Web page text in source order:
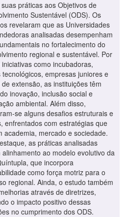
práticas aos Objetivos de
Sustentável (ODS). Os
revelaram que as Universidades
analisadas desempenham
no fortalecimento do
regional e sustentável. Por
como incubadoras,
tecnológicos, empresas juniores e
extensão, as instituições têm
inovação, inclusão social e
ambiental. Além disso,
se alguns desafios estruturais e
enfrentados com estratégias que
academia, mercado e sociedade.
as práticas analisadas
alinhamento ao modelo evolutivo da
que incorpora
como força motriz para o
regional. Ainda, o estudo também
através de diretrizes,
o impacto positivo dessas
no cumprimento dos ODS.